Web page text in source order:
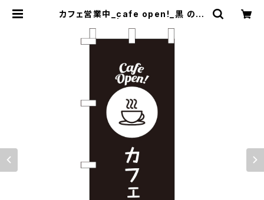
カフェ営業中_cafe open!_黒 のぼ